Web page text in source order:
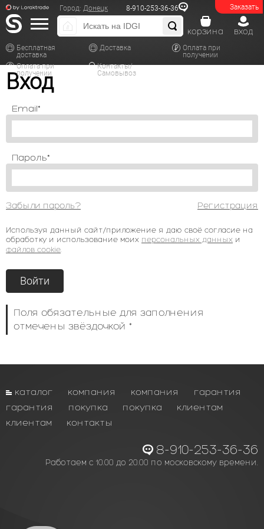
Заказать
Город: Донецк 8-910-253-36-36
Бесплатная
доставка
Доставка
Оплата при
получении
Оплата при
получении
Контакты/
Самовывоз
вход
корзина
Вход
Email*
Пароль*
Забыли пароль? Регистрация
Используя данный сайт/приложение я даю своё согласие на
обработку и использование моих персональных данных и
файлов cookie.
Поля обязательные для заполнения
отмечены звёздочкой *
каталог компания компания
гарантия
гарантия
покупка покупка
клиентам
клиентам
контакты
8-910-253-36-36
Работаем с 10.00 до 20.00 по московскому времени.